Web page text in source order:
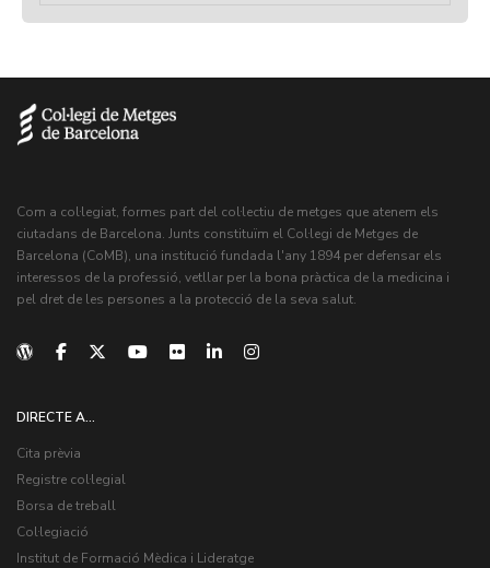
Com a col·legiat, formes part del col·lectiu de metges que atenem els
ciutadans de Barcelona. Junts constituïm el Col·legi de Metges de
Barcelona (CoMB), una institució fundada l'any 1894 per defensar els
interessos de la professió, vetllar per la bona pràctica de la medicina i
pel dret de les persones a la protecció de la seva salut.
DIRECTE A...
Cita prèvia
Registre col·legial
Borsa de treball
Col·legiació
Institut de Formació Mèdica i Lideratge